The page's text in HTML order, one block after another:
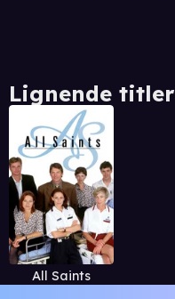
Lignende titler
All Saints